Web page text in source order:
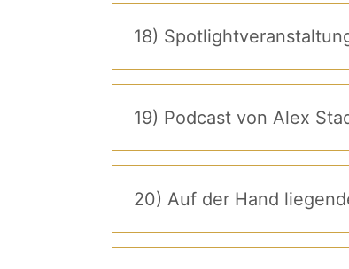
18)
19) Podcast von Alex
20) Auf